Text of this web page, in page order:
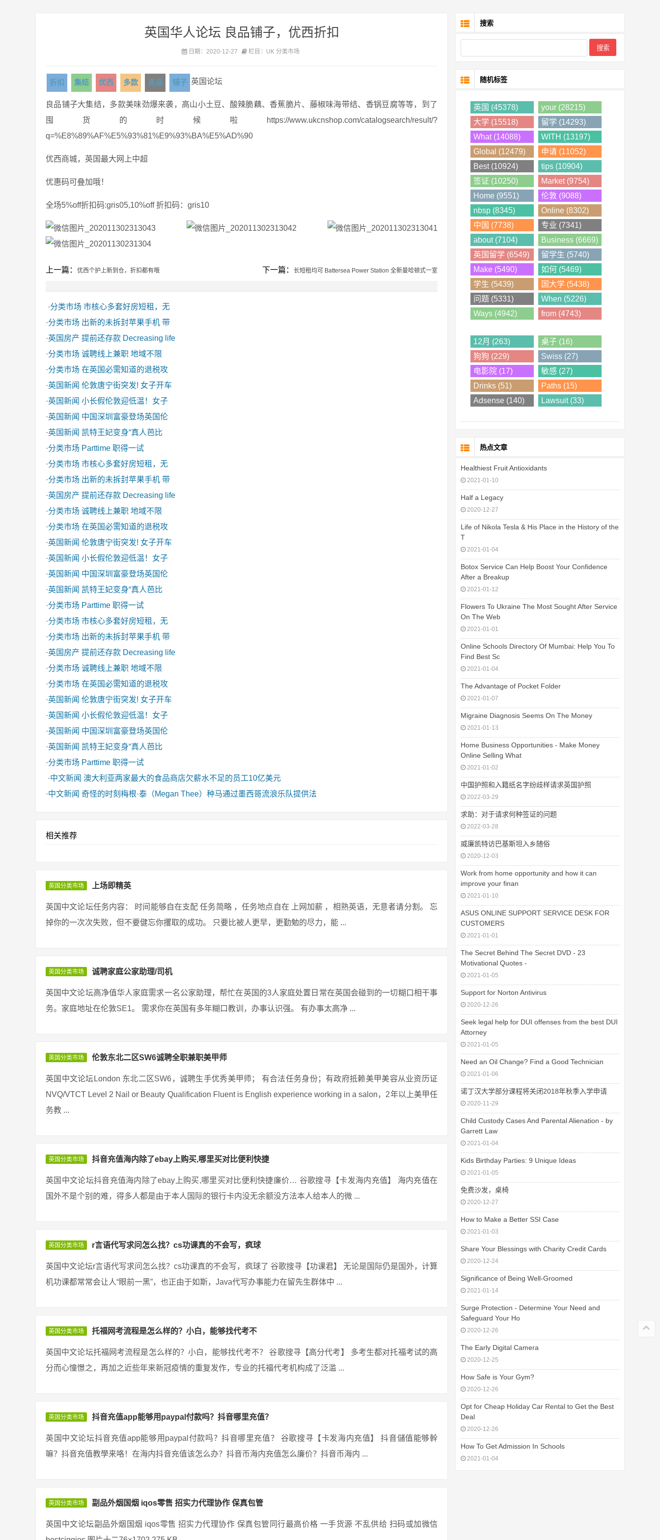
英国华人论坛 良品铺子，优西折扣
日期：2020-12-27 栏目：UK 分类市场
折扣 集结 优西 多款 良品 铺子 英国论坛
良品铺子大集结，多款美味劲爆来袭，高山小土豆、酸辣脆藕、香蕉脆片、藤椒味海带结、香锅豆腐等等，到了
囤货的时候啦https://www.ukcnshop.com/catalogsearch/result/?
q=%E8%89%AF%E5%93%81%E9%93%BA%E5%AD%90
优西商城，英国最大网上中超
优惠码可叠加哦！
全场5%off折扣码:gris05,10%off 折扣码：gris10
上一篇： 优西个护上新到仓，折扣都有哦 下一篇： 长短租均可 Battersea Power Station 全新曼哈顿式一室
·分类市场 市核心多套好房短租，无
·分类市场 出新的未拆封苹果手机 带
·英国房产 提前还存款 Decreasing life
·分类市场 诚聘线上兼职 地域不限
·分类市场 在英国必需知道的退税攻
·英国新闻 伦敦唐宁街突发! 女子开车
·英国新闻 小长假伦敦迎低温！女子
·英国新闻 中国深圳富豪登场英国伦
·英国新闻 凯特王妃变身“真人芭比
·分类市场 Parttime 职得一试
·分类市场 市核心多套好房短租，无
·分类市场 出新的未拆封苹果手机 带
·英国房产 提前还存款 Decreasing life
·分类市场 诚聘线上兼职 地域不限
·分类市场 在英国必需知道的退税攻
·英国新闻 伦敦唐宁街突发! 女子开车
·英国新闻 小长假伦敦迎低温！女子
·英国新闻 中国深圳富豪登场英国伦
·英国新闻 凯特王妃变身“真人芭比
·分类市场 Parttime 职得一试
·分类市场 市核心多套好房短租，无
·分类市场 出新的未拆封苹果手机 带
·英国房产 提前还存款 Decreasing life
·分类市场 诚聘线上兼职 地域不限
·分类市场 在英国必需知道的退税攻
·英国新闻 伦敦唐宁街突发! 女子开车
·英国新闻 小长假伦敦迎低温！女子
·英国新闻 中国深圳富豪登场英国伦
·英国新闻 凯特王妃变身“真人芭比
·分类市场 Parttime 职得一试
·中文新闻 澳大利亚两家最大的食品商店欠薪水不足的员工10亿美元
·中文新闻 奇怪的时刻梅根·泰（Megan Thee）种马通过墨西哥流浪乐队提供法
相关推荐
英国分类市场 上场即精英
英国中文论坛任务内容： 时间能够自在支配 任务简略 ，任务地点自在 上网加薪 ，相熟英语，无意者请分割。 忘
掉你的一次次失败，但不要健忘你攫取的成功。 只要比被人更早，更勤勉的尽力，能 ...
英国分类市场 诚聘家庭公家助理/司机
英国中文论坛高净值华人家庭需求一名公家助理，帮忙在英国的3人家庭处置日常在英国会碰到的一切糊口相干事
务。家庭地址在伦敦SE1。 需求你在英国有多年糊口教训，办事认识强。 有办事太高净 ...
英国分类市场 伦敦东北二区SW6诚聘全职兼职美甲师
英国中文论坛London 东北二区SW6，诚聘生手优秀美甲师； 有合法任务身份；有政府抵赖美甲美容从业资历证
NVQ/VTCT Level 2 Nail or Beauty Qualification Fluent is English experience working in a salon，2年以上美甲任
务教 ...
英国分类市场 抖音充值海内除了ebay上购买,哪里买对比便利快捷
英国中文论坛抖音充值海内除了ebay上购买,哪里买对比便利快捷廉价… 谷歌搜寻【卡发海内充值】 海内充值在
国外不是个别的难，得多人都是由于本人国际的银行卡内没无余额没方法本人给本人的微 ...
英国分类市场 r言语代写求问怎么找？cs功课真的不会写，疯球
英国中文论坛r言语代写求问怎么找？cs功课真的不会写，疯球了 谷歌搜寻【功课君】 无论是国际仍是国外，计算
机功课都常常会让人“眼前一黑”，也正由于如斯，Java代写办事能力在留先生群体中 ...
英国分类市场 托福网考流程是怎么样的？小白，能够找代考不
英国中文论坛托福网考流程是怎么样的？小白，能够找代考不？ 谷歌搜寻【高分代考】 多考生都对托福考试的高
分而心憧憬之，再加之近些年来新冠疫情的重复发作，专业的托福代考机构成了泛滥 ...
英国分类市场 抖音充值app能够用paypal付款吗？抖音哪里充值？
英国中文论坛抖音充值app能够用paypal付款吗？抖音哪里充值？ 谷歌搜寻【卡发海内充值】 抖音儲值能够幹
嘛？抖音充值教學来咯！在海内抖音充值该怎么办？抖音币海内充值怎么廉价？抖音币海内 ...
英国分类市场 副品外烟国烟 iqos零售 招实力代理协作 保真包管
英国中文论坛副品外烟国烟 iqos零售 招实力代理协作 保真包管同行最高价格 一手货源 不乱供给 扫码或加微信
搜索
随机标签
英国 (45378)
your (28215)
大学 (15518)
留学 (14293)
What (14088)
WITH (13197)
Global (12479)
申请 (11052)
Best (10924)
tips (10904)
签证 (10250)
Market (9754)
Home (9551)
伦敦 (9088)
nbsp (8345)
Online (8302)
中国 (7738)
专业 (7341)
about (7104)
Business (6669)
英国留学 (6549)
留学生 (5740)
Make (5490)
如何 (5469)
学生 (5439)
国大学 (5438)
问题 (5331)
When (5226)
Ways (4942)
from (4743)
12月 (263)
桌子 (16)
狗狗 (229)
Swiss (27)
电影院 (17)
敏感 (27)
Drinks (51)
Paths (15)
Adsense (140)
Lawsuit (33)
热点文章
Healthiest Fruit Antioxidants
2021-01-10
Half a Legacy
2020-12-27
Life of Nikola Tesla & His Place in the History of the
T
2021-01-04
Botox Service Can Help Boost Your Confidence
After a Breakup
2021-01-12
Flowers To Ukraine The Most Sought After Service
On The Web
2021-01-01
Online Schools Directory Of Mumbai: Help You To
Find Best Sc
2021-01-04
The Advantage of Pocket Folder
2021-01-07
Migraine Diagnosis Seems On The Money
2021-01-13
Home Business Opportunities - Make Money
Online Selling What
2021-01-02
中国护照和入籍纸名字纷歧样请求英国护照
2022-03-29
求助：对于请求何种签证的问题
2022-03-28
威廉凯特访巴基斯坦入乡随俗
2020-12-03
Work from home opportunity and how it can
improve your finan
2021-01-10
ASUS ONLINE SUPPORT SERVICE DESK FOR
CUSTOMERS
2021-01-01
The Secret Behind The Secret DVD - 23
Motivational Quotes -
2021-01-05
Support for Norton Antivirus
2020-12-26
Seek legal help for DUI offenses from the best DUI
Attorney
2021-01-05
Need an Oil Change? Find a Good Technician
2021-01-06
诺丁汉大学部分课程将关闭2018年秋季入学申请
2020-11-29
Child Custody Cases And Parental Alienation - by
Garrett Law
2021-01-04
Kids Birthday Parties: 9 Unique Ideas
2021-01-05
免费沙发，桌椅
2020-12-27
How to Make a Better SSI Case
2021-01-03
Share Your Blessings with Charity Credit Cards
2020-12-24
Significance of Being Well-Groomed
2021-01-14
Surge Protection - Determine Your Need and
Safeguard Your Ho
2020-12-26
The Early Digital Camera
2020-12-25
How Safe is Your Gym?
2020-12-26
Opt for Cheap Holiday Car Rental to Get the Best
Deal
2020-12-26
How To Get Admission In Schools
2021-01-04